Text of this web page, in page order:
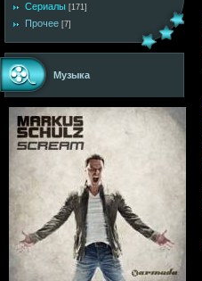
Сериалы [171]
Прочее [7]
Музыка